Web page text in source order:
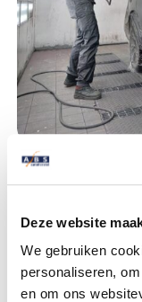
Deze website
We gebruiken
personaliseren,
en om ons
Dan sta ik de hele dag
de auto. Je bent
Dit vind ik wel het
geven mij voldoening.
weer als nieuw uit.”